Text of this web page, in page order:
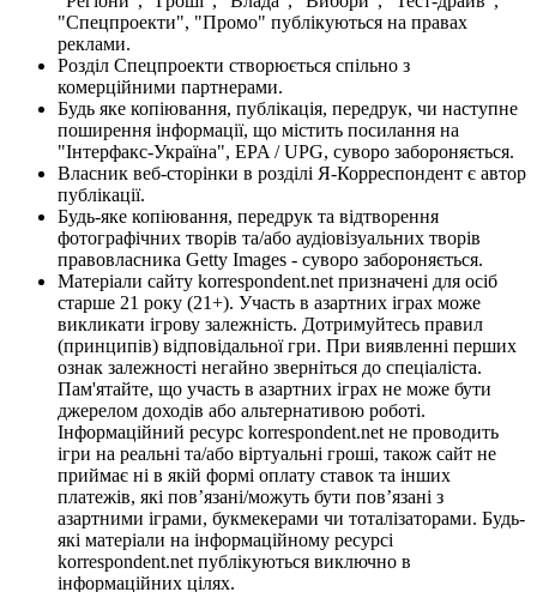
"Спецпроекти", "Промо" публікуються на правах
реклами.
Розділ Спецпроекти створюється спільно з
комерційними партнерами.
Будь яке копіювання, публікація, передрук, чи наступне
поширення інформації, що містить посилання на
"Інтерфакс-Україна", EPA / UPG, суворо забороняється.
Власник веб-сторінки в розділі Я-Корреспондент є автор
публікації.
Будь-яке копіювання, передрук та відтворення
фотографічних творів та/або аудіовізуальних творів
правовласника Getty Images - суворо забороняється.
Матеріали сайту korrespondent.net призначені для осіб
старше 21 року (21+). Участь в азартних іграх може
викликати ігрову залежність. Дотримуйтесь правил
(принципів) відповідальної гри. При виявленні перших
ознак залежності негайно зверніться до спеціаліста.
Пам'ятайте, що участь в азартних іграх не може бути
джерелом доходів або альтернативою роботі.
Інформаційний ресурс korrespondent.net не проводить
ігри на реальні та/або віртуальні гроші, також сайт не
приймає ні в якій формі оплату ставок та інших
платежів, які пов’язані/можуть бути пов’язані з
азартними іграми, букмекерами чи тоталізаторами. Будь-
які матеріали на інформаційному ресурсі
korrespondent.net публікуються виключно в
інформаційних цілях.